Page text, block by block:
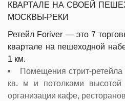
КВАРТАЛЕ НА СВОЕЙ
МОСКВЫ-РЕКИ
Ретейл Foriver — это 7
квартале на пешеходной
1 км.
Помещения стрит-
кв. м и потолками
организации кафе,